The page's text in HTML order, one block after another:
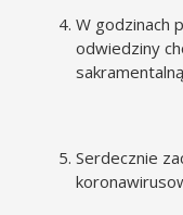
W godzinach
odwiedziny
Serdecznie